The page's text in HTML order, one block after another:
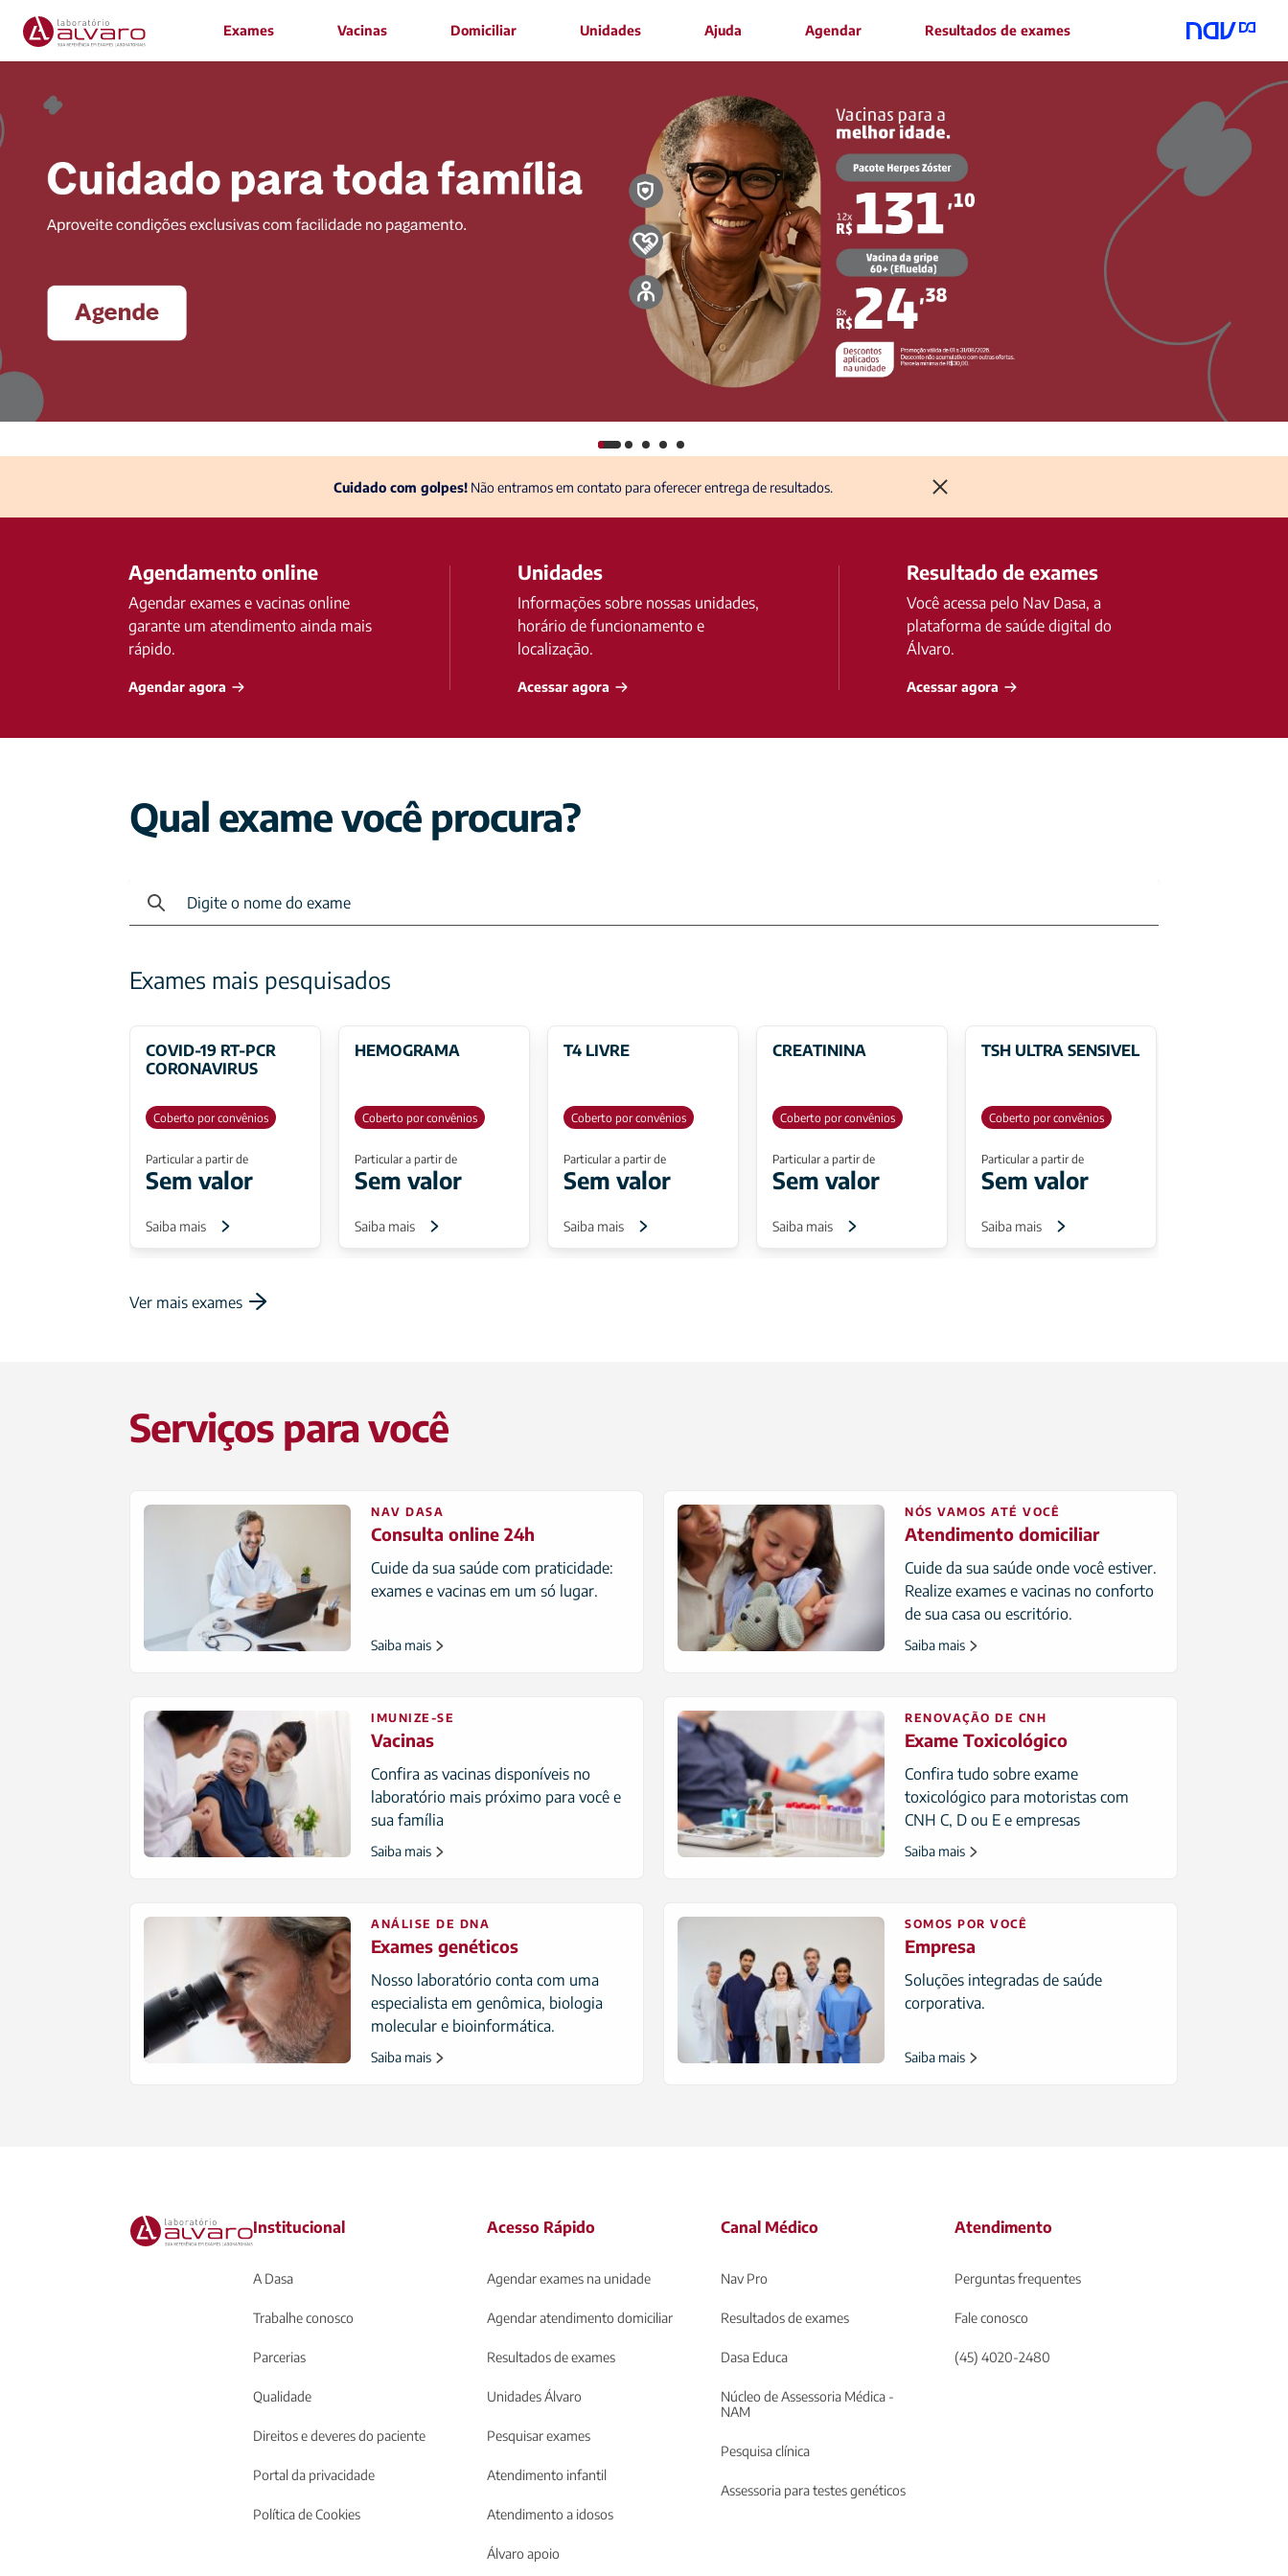
Exames Vacinas Domiciliar Unidades Ajuda Agendar Resultados de exames
Cuidado com golpes!Não entramos em contato para oferecer entrega de resultados.
Agendamento online
Agendar exames e vacinas online
garante um atendimento ainda mais
rápido.
Agendar agora
Unidades
Informações sobre nossas unidades,
horário de funcionamento e
localização.
Acessar agora
Resultado de exames
Você acessa pelo Nav Dasa, a
plataforma de saúde digital do
Álvaro.
Acessar agora
Qual exame você procura?
Exames mais pesquisados
COVID-19 RT-PCR
CORONAVIRUS
Coberto por convênios
Particular a partir de
Sem valor
Saiba mais
HEMOGRAMA
Coberto por convênios
Particular a partir de
Sem valor
Saiba mais
T4 LIVRE
Coberto por convênios
Particular a partir de
Sem valor
Saiba mais
CREATININA
Coberto por convênios
Particular a partir de
Sem valor
Saiba mais
TSH ULTRA SENSIVEL
Coberto por convênios
Particular a partir de
Sem valor
Saiba mais
Ver mais exames
Serviços para você
NAV DASA
Consulta online 24h
Cuide da sua saúde com praticidade:
exames e vacinas em um só lugar.
Saiba mais
NÓS VAMOS ATÉ VOCÊ
Atendimento domiciliar
Cuide da sua saúde onde você estiver.
Realize exames e vacinas no conforto
de sua casa ou escritório.
Saiba mais
IMUNIZE-SE
Vacinas
Confira as vacinas disponíveis no
laboratório mais próximo para você e
sua família
Saiba mais
RENOVAÇÃO DE CNH
Exame Toxicológico
Confira tudo sobre exame
toxicológico para motoristas com
CNH C, D ou E e empresas
contratantes.
Saiba mais
ANÁLISE DE DNA
Exames genéticos
Nosso laboratório conta com uma
especialista em genômica, biologia
molecular e bioinformática.
Saiba mais
SOMOS POR VOCÊ
Empresa
Soluções integradas de saúde
corporativa.
Saiba mais
Institucional
A Dasa
Trabalhe conosco
Parcerias
Qualidade
Direitos e deveres do paciente
Portal da privacidade
Política de Cookies
Acesso Rápido
Agendar exames na unidade
Agendar atendimento domiciliar
Resultados de exames
Unidades Álvaro
Pesquisar exames
Atendimento infantil
Atendimento a idosos
Álvaro apoio
Canal Médico
Nav Pro
Resultados de exames
Dasa Educa
Núcleo de Assessoria Médica -
NAM
Pesquisa clínica
Assessoria para testes genéticos
Atendimento
Perguntas frequentes
Fale conosco
(45) 4020-2480